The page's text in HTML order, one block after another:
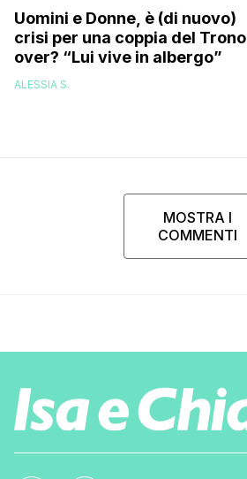
Uomini e Donne, è (di nuovo)
crisi per una coppia del Trono
over? “Lui vive in albergo”
ALESSIA S.
MOSTRA I
COMMENTI